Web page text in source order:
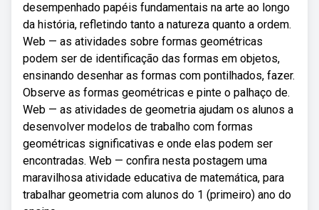
desempenhado papéis fundamentais na arte ao longo
da história, refletindo tanto a natureza quanto a ordem.
Web — as atividades sobre formas geométricas
podem ser de identificação das formas em objetos,
ensinando desenhar as formas com pontilhados, fazer.
Observe as formas geométricas e pinte o palhaço de.
Web — as atividades de geometria ajudam os alunos a
desenvolver modelos de trabalho com formas
geométricas significativas e onde elas podem ser
encontradas. Web — confira nesta postagem uma
maravilhosa atividade educativa de matemática, para
trabalhar geometria com alunos do 1 (primeiro) ano do